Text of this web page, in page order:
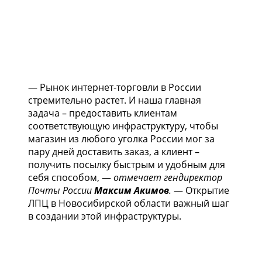
— Рынок интернет-торговли в России
стремительно растет. И наша главная
задача – предоставить клиентам
соответствующую инфраструктуру, чтобы
магазин из любого уголка России мог за
пару дней доставить заказ, а клиент –
получить посылку быстрым и удобным для
себя способом, —отмечает гендиректор
Почты РоссииМаксим Акимов. — Открытие
ЛПЦ в Новосибирской области важный шаг
в создании этой инфраструктуры.